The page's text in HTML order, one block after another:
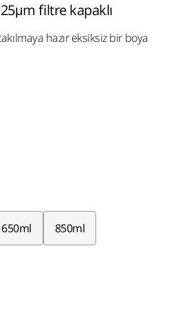
filtre kapaklı
hazır eksiksiz bir boya
650ml 850ml